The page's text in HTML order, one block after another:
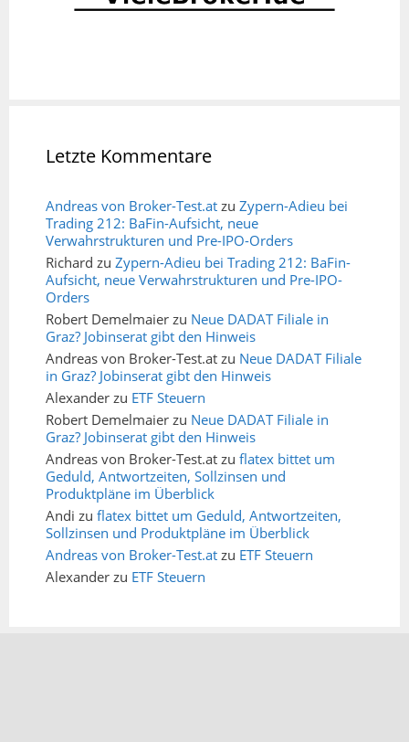
Letzte Kommentare
Andreas von Broker-Test.at zu Zypern-Adieu bei
Trading 212: BaFin-Aufsicht, neue
Verwahrstrukturen und Pre-IPO-Orders
Richard zu Zypern-Adieu bei Trading 212: BaFin-
Aufsicht, neue Verwahrstrukturen und Pre-IPO-
Orders
Robert Demelmaier zu Neue DADAT Filiale in
Graz? Jobinserat gibt den Hinweis
Andreas von Broker-Test.at zu Neue DADAT Filiale
in Graz? Jobinserat gibt den Hinweis
Alexander zu ETF Steuern
Robert Demelmaier zu Neue DADAT Filiale in
Graz? Jobinserat gibt den Hinweis
Andreas von Broker-Test.at zu flatex bittet um
Geduld, Antwortzeiten, Sollzinsen und
Produktpläne im Überblick
Andi zu flatex bittet um Geduld, Antwortzeiten,
Sollzinsen und Produktpläne im Überblick
Andreas von Broker-Test.at zu ETF Steuern
Alexander zu ETF Steuern